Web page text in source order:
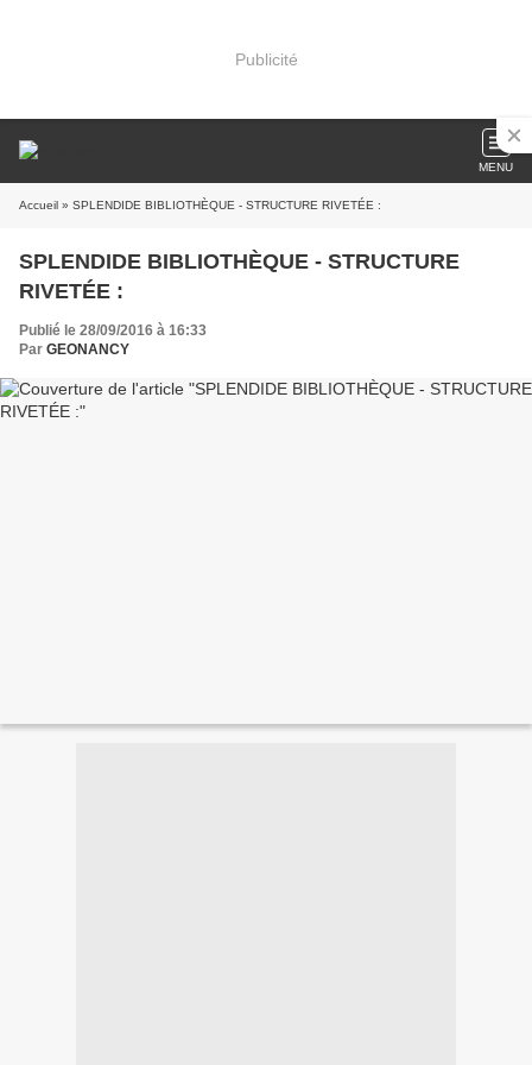
Publicité
MENU
Accueil » SPLENDIDE BIBLIOTHÈQUE - STRUCTURE RIVETÉE :
SPLENDIDE BIBLIOTHÈQUE - STRUCTURE
RIVETÉE :
Publié le 28/09/2016 à 16:33
Par GEONANCY